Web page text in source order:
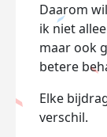
Daarom
ik niet
maar ook
betere
Elke
verschil.